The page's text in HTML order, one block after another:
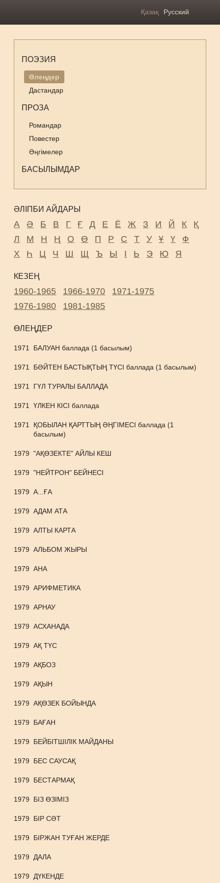
Қазақ Русский
ПОЭЗИЯ
Өлеңдер
Дастандар
ПРОЗА
Романдар
Повестер
Әңгімелер
БАСЫЛЫМДАР
ӘЛІПБИ АЙДАРЫ
А Ә Б В Г Ғ Д Е Ё Ж З И Й К
Қ
Л
М Н Ң О Ө П Р С Т У Ұ Ү
Ф
Х
Һ Ц Ч Ш Щ Ъ Ы І Ь Э Ю Я
КЕЗЕҢ
1960-1965 1966-1970
1971-1975
1976-1980
1981-1985
ӨЛЕҢДЕР
1971 БАЛУАН баллада (1 басылым)
1971 БӘЙТЕН БАСТЫҚТЫҢ ТҮСІ баллада (1 басылым)
1971 ГҮЛ ТУРАЛЫ БАЛЛАДА
1971 ҮЛКЕН КІСІ баллада
1971
ҚОБЫЛАН ҚАРТТЫҢ ӘҢГІМЕСІ баллада (1
басылым)
1979 "АҚӨЗЕКТЕ" АЙЛЫ КЕШ
1979 "НЕЙТРОН" БЕЙНЕСІ
1979 А...ҒА
1979 АДАМ АТА
1979 АЛТЫ КАРТА
1979 АЛЬБОМ ЖЫРЫ
1979 АНА
1979 АРИФМЕТИКА
1979 АРНАУ
1979 АСХАНАДА
1979 АҚ ТҮС
1979 АҚБОЗ
1979 АҚЫН
1979 АҚӨЗЕК БОЙЫНДА
1979 БАҒАН
1979 БЕЙБІТШІЛІК МАЙДАНЫ
1979 БЕС САУСАҚ
1979 БЕСТАРМАҚ
1979 БІЗ ӨЗІМІЗ
1979 БІР СӘТ
1979 БІРЖАН ТУҒАН ЖЕРДЕ
1979 ДАЛА
1979 ДҮКЕНДЕ